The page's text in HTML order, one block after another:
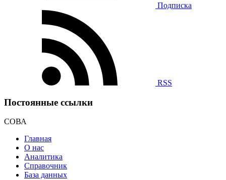
Подписка
RSS
Постоянные ссылки
СОВА
Главная
О нас
Аналитика
Справочник
База данных